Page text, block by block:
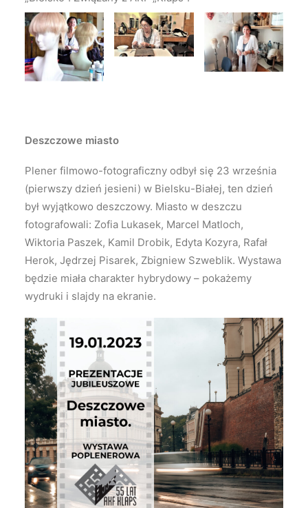
Deszczowe miasto
Plener filmowo-fotograficzny odbył się 23 września
(pierwszy dzień jesieni) w Bielsku-Białej, ten dzień
był wyjątkowo deszczowy. Miasto w deszczu
fotografowali: Zofia Lukasek, Marcel Matloch,
Wiktoria Paszek, Kamil Drobik, Edyta Kozyra, Rafał
Herok, Jędrzej Pisarek, Zbigniew Szweblik. Wystawa
będzie miała charakter hybrydowy – pokażemy
wydruki i slajdy na ekranie.